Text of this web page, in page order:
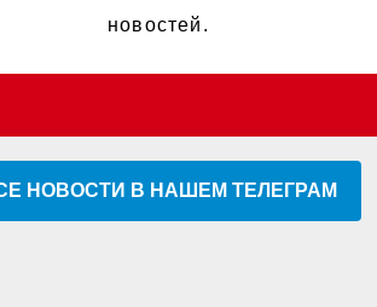
новостей.
НОВОСТИ В НАШЕМ ТЕЛЕГРАМ